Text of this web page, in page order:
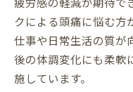
クによる頭痛に悩む方
仕事や日常生活の質が
後の体調変化にも柔軟
施しています。